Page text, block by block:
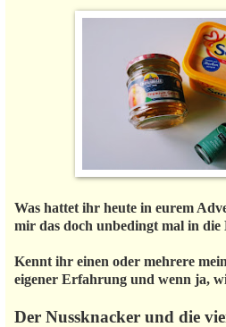
Was hattet ihr heute in eurem
mir das doch unbedingt mal in die
Kennt ihr einen oder mehrere
eigener Erfahrung und wenn ja,
Der Nussknacker und die